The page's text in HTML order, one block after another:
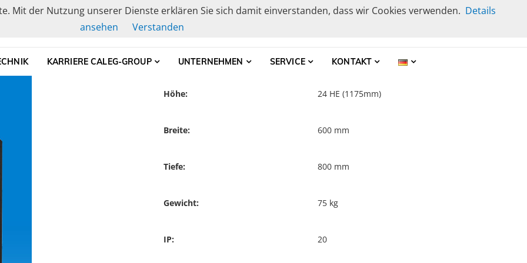
KARRIERE CALEG-GROUP UNTERNEHMEN SERVICE KONTAKT
Höhe: 24 HE (1175mm)
Breite: 600 mm
Tiefe: 800 mm
Gewicht: 75 kg
IP: 20
Mit der Nutzung unserer Dienste erklären Sie sich damit einverstanden, dass wir Cookies verwenden. Details
ansehen
Verstanden